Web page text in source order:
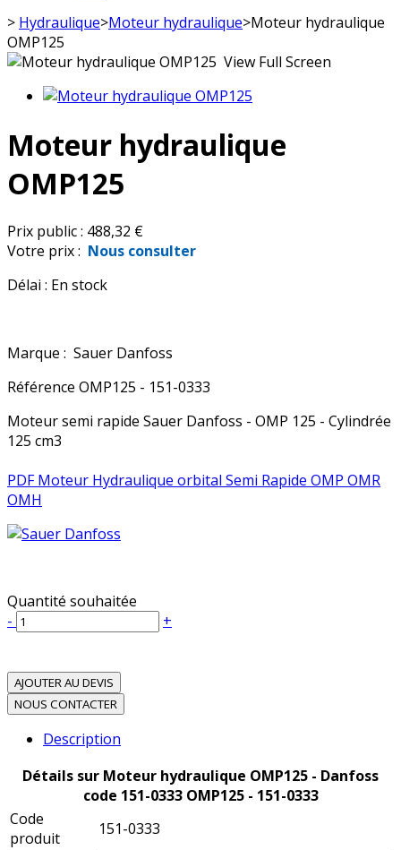
> Hydraulique>Moteur hydraulique>Moteur hydraulique
OMP125
View Full Screen
Moteur hydraulique
OMP125
Prix public : 488,32 €
Votre prix : Nous consulter
Délai : En stock
Marque : Sauer Danfoss
Référence OMP125 - 151-0333
Moteur semi rapide Sauer Danfoss - OMP 125 - Cylindrée
125 cm3
PDF Moteur Hydraulique orbital Semi Rapide OMP OMR
OMH
Quantité souhaitée
-
+
AJOUTER AU DEVIS
NOUS CONTACTER
Description
Détails sur Moteur hydraulique OMP125 - Danfoss
code 151-0333 OMP125 - 151-0333
Code
produit
151-0333